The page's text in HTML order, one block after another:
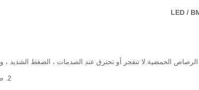
2. صديقة للبيئة: معتمدة من ROHS ، بدون أي مواد خطرة أو ضارة.